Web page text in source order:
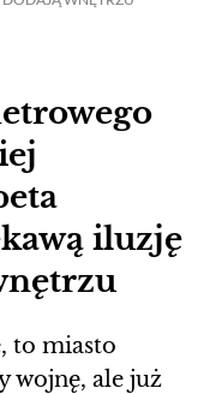
iluzję
to miasto
wojnę, ale już